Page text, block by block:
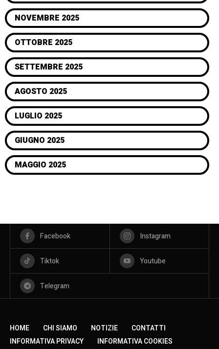
NOVEMBRE 2025
OTTOBRE 2025
SETTEMBRE 2025
AGOSTO 2025
LUGLIO 2025
GIUGNO 2025
MAGGIO 2025
Facebook Instagram
Tiktok Youtube
Telegram
HOME CHI SIAMO NOTIZIE
CONTATTI
INFORMATIVA PRIVACY
INFORMATIVA COOKIES